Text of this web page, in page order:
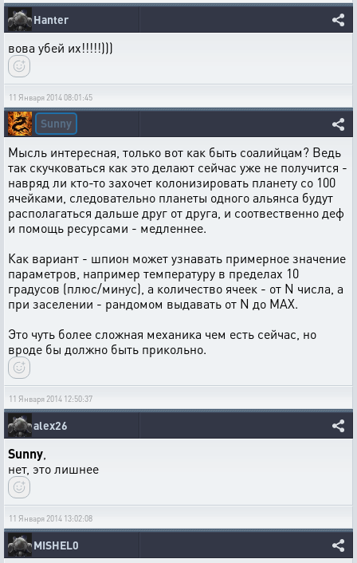
Hanter
вова убей их!!!!!)))
11 Января 2014 08:01:45
Sunny
Мысль интересная, только вот как быть соалийцам? Ведь
так скучковаться как это делают сейчас уже не получится -
навряд ли кто-то захочет колонизировать планету со 100
ячейками, следовательно планеты одного альянса будут
располагаться дальше друг от друга, и соотвественно деф
и помощь ресурсами - медленнее.
Как вариант - шпион может узнавать примерное значение
параметров, например температуру в пределах 10
градусов (плюс/минус), а количество ячеек - от N числа, а
при заселении - рандомом выдавать от N до MAX.
Это чуть более сложная механика чем есть сейчас, но
вроде бы должно быть прикольно.
11 Января 2014 12:50:37
alex26
Sunny
нет, это лишнее
11 Января 2014 13:02:08
MISHEL0